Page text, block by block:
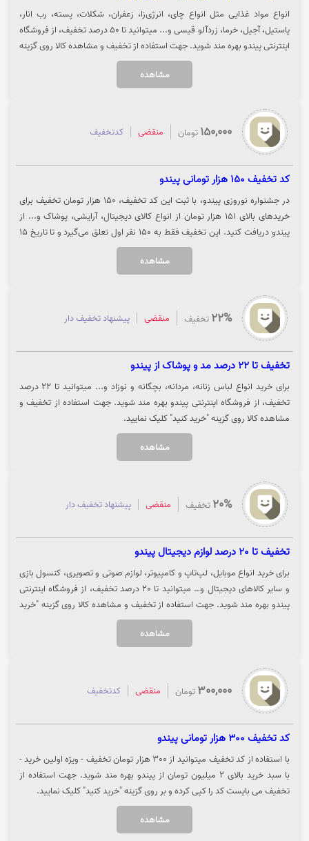
انواع مواد غذایی مثل انواع چای، انرژی‌زا، زعفران، شکلات، پسته، رب انار،
پاستیل، آجیل، خرما، زردآلو قیسی و... میتوانید تا 50 درصد تخفیف، از فروشگاه
اینترنتی پیندو بهره مند شوید. جهت استفاده از تخفیف و مشاهده کالا روی گزینه
مشاهده
150,000 تومان منقضی کدتخفیف
کد تخفیف 150 هزار تومانی پیندو
در جشنواره نوروزی پیندو، با ثبت این کد تخفیف، 150 هزار تومان تخفیف برای
خریدهای بالای 151 هزار تومان از انواع کالای دیجیتال، آرایشی، پوشاک و... از
پیندو دریافت کنید. این تخفیف فقط به 150 نفر اول تعلق می‌گیرد و تا تاریخ 15
فروردین ماه معتبر است. جهت استفاده از این کد تخفیف و ورود به وب‌سایت
پیندو، بر روی "خرید کنید" کلیک کنید.مشاهده
22% تخفیف منقضی پیشنهاد تخفیف دار
تخفیف تا 22 درصد مد و پوشاک از پیندو
برای خرید انواع لباس زنانه، مردانه، بچگانه و نوزاد و... میتوانید تا 22 درصد
تخفیف، از فروشگاه اینترنتی پیندو بهره مند شوید. جهت استفاده از تخفیف و
مشاهده کالا روی گزینه "خرید کنید" کلیک نمایید.
مشاهده
20% تخفیف منقضی پیشنهاد تخفیف دار
تخفیف تا 20 درصد لوازم دیجیتال پیندو
برای خرید انواع موبایل، لپ‌تاپ و کامپیوتر، لوازم صوتی و تصویری، کنسول بازی
و سایر کالاهای دیجیتال و… میتوانید تا 20 درصد تخفیف، از فروشگاه اینترنتی
پیندو بهره مند شوید. جهت استفاده از تخفیف و مشاهده کالا روی گزینه "خرید
مشاهده
300,000 تومان منقضی کدتخفیف
کد تخفیف 300 هزار تومانی پیندو
با استفاده از کد تخفیف میتوانید از 300 هزار تومان تخفیف - ویژه اولین خرید -
با سبد خرید بالای 2 میلیون تومان از پیندو بهره مند شوید. جهت استفاده از
تخفیف می بایست کد را کپی کرده و بر روی گزینه "خرید کنید" کلیک نمایید.
مشاهده